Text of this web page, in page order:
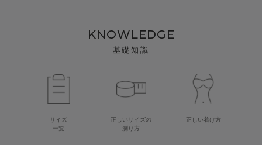
KNOWLEDGE
基礎知識
サイズ
一覧
正しいサイズの
測り方
正しい着け方